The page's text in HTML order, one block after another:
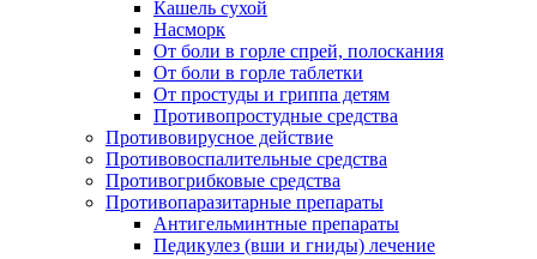
Кашель сухой
Насморк
От боли в горле спрей, полоскания
От боли в горле таблетки
От простуды и гриппа детям
Противопростудные средства
Противовирусное действие
Противовоспалительные средства
Противогрибковые средства
Противопаразитарные препараты
Антигельминтные препараты
Педикулез (вши и гниды) лечение